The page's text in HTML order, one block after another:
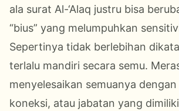
ala surat Al-‘Alaq justru bisa
“bius” yang melumpuhkan
Sepertinya tidak berlebihan
terlalu mandiri secara semu.
menyelesaikan semuanya
koneksi, atau jabatan yang